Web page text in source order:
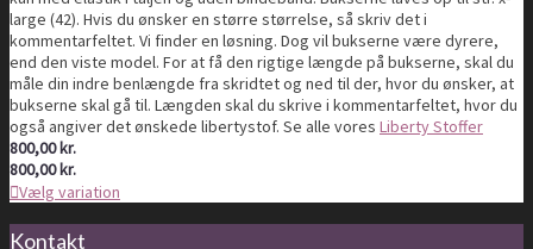
large (42). Hvis du ønsker en større størrelse, så skriv det i
kommentarfeltet. Vi finder en løsning. Dog vil bukserne være dyrere,
end den viste model. For at få den rigtige længde på bukserne, skal du
måle din indre benlængde fra skridtet og ned til der, hvor du ønsker, at
bukserne skal gå til. Længden skal du skrive i kommentarfeltet, hvor du
også angiver det ønskede libertystof. Se alle vores Liberty Stoffer
800,00kr.
800,00kr.
Vælg variation
Kontakt